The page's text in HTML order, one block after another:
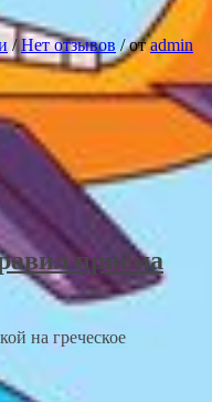
/ Нет отзывов /отadmin
приёма
на греческое